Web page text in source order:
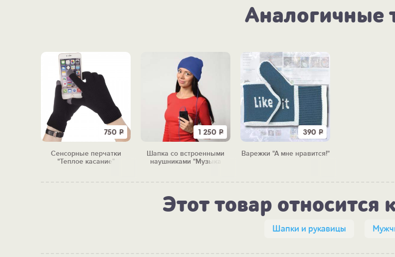
Аналогичные
750 Р
Сенсорные перчатки
"Теплое касание"
1 250 Р
Шапка со встроенными
наушниками "Музыка
390 Р
Варежки "А мне нравится!"
Этот товар относится
Шапки и рукавицы